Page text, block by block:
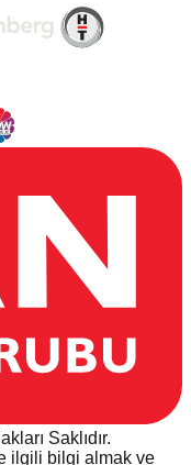
Saklıdır.
ilgili bilgi almak ve